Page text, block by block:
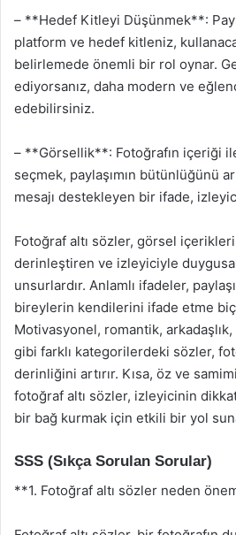
– **Hedef Kitleyi Düşünmek**:
platform ve hedef kitleniz,
belirlemede önemli bir rol oynar.
ediyorsanız, daha modern ve
edebilirsiniz.
– **Görsellik**: Fotoğrafın içeriği
seçmek, paylaşımın bütünlüğünü
mesajı destekleyen bir ifade,
Fotoğraf altı sözler, görsel
derinleştiren ve izleyiciyle
unsurlardır. Anlamlı ifadeler,
bireylerin kendilerini ifade etme
Motivasyonel, romantik,
gibi farklı kategorilerdeki sözler,
derinliğini artırır. Kısa, öz ve
fotoğraf altı sözler, izleyicinin
bir bağ kurmak için etkili bir yol
SSS (Sıkça Sorulan Sorular)
**1. Fotoğraf altı sözler neden